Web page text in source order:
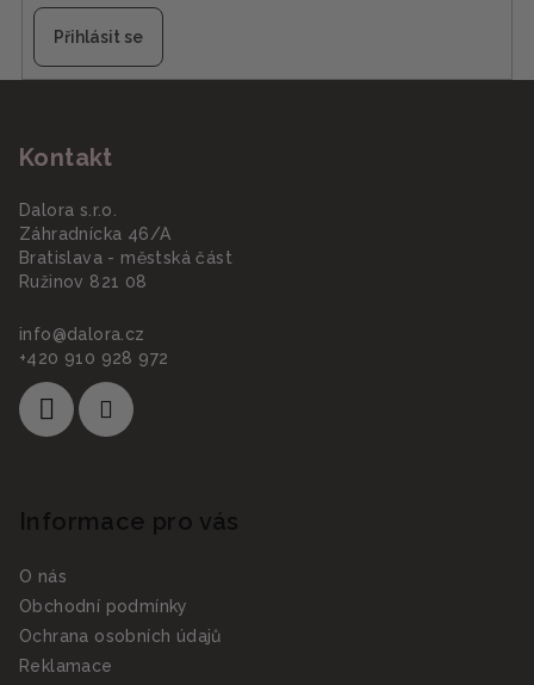
Přihlásit se
Kontakt
Dalora s.r.o.
Záhradnícka 46/A
Bratislava - městská část
Ružinov 821 08
info@dalora.cz
+420 910 928 972
Informace pro vás
O nás
Obchodní podmínky
Ochrana osobních údajů
Reklamace